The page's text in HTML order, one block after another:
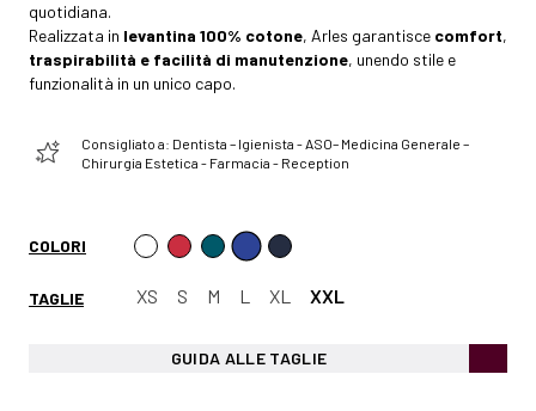
quotidiana.
Realizzata in levantina 100% cotone, Arles garantisce comfort,
traspirabilità e facilità di manutenzione, unendo stile e
funzionalità in un unico capo.
Consigliato a: Dentista – Igienista - ASO– Medicina Generale –
Chirurgia Estetica - Farmacia - Reception
COLORI
TAGLIE XS S M L XL XXL
GUIDA ALLE TAGLIE